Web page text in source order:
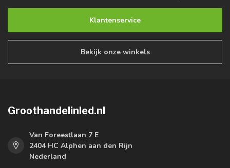
Klantenservice
Bekijk onze winkels
Groothandelinled.nl
Van Foreestlaan 7 E
2404 HC Alphen aan den Rijn
Nederland